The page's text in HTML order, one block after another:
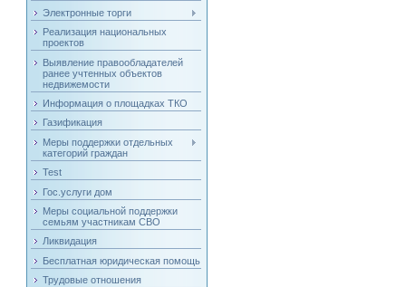
Электронные торги
Реализация национальных
проектов
Выявление правообладателей
ранее учтенных объектов
недвижемости
Информация о площадках ТКО
Газификация
Меры поддержки отдельных
категорий граждан
Test
Гос.услуги дом
Меры социальной поддержки
семьям участникам СВО
Ликвидация
Бесплатная юридическая помощь
Трудовые отношения